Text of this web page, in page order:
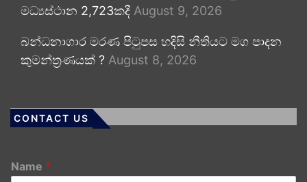
මධ්‍යස්ථාන 2,723කදී August 9, 2026
බන්ධනාගාර මරණ පිටුපස හදිසි නීතියට මග පාදන
කුමන්ත්‍රණයක් ? August 8, 2026
CONTACT US
Name *